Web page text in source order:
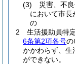
(3)
災害、不
において市長
の
2
生活援助員特
6条第2項各号の
かかわらず、生
ができない。